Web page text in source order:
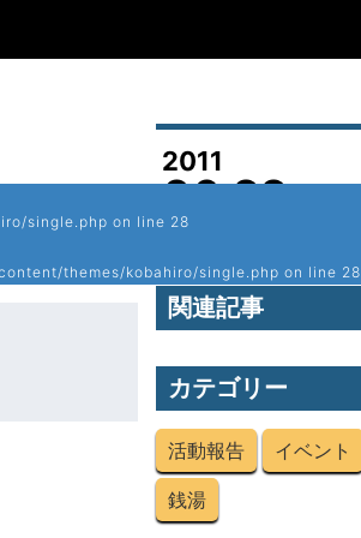
2011
06.22
[水]
single.php on line 28
themes/kobahiro/single.php on line 28
関連記事
カテゴリー
活動報告 イベント
銭湯